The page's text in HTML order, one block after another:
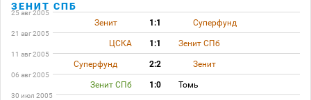
ЗЕНИТ СПБ
25 авг 2005
Зенит 1:1 Суперфунд
21 авг 2005
ЦСКА 1:1 Зенит СПб
11 авг 2005
Суперфунд 2:2 Зенит
06 авг 2005
Зенит СПб 1:0 Томь
30 июл 2005